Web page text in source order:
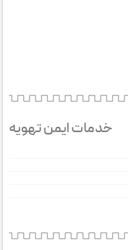
خدمات ایمن تهویه